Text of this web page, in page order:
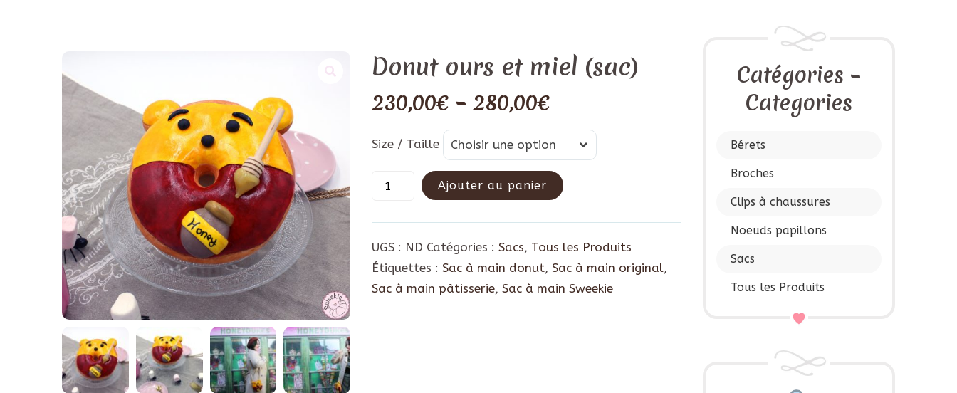
Catégories –
Categories
Bérets
Broches
Clips à chaussures
Noeuds papillons
Sacs
Tous les Produits
Donut ours et miel (sac)
230,00€ – 280,00€
Size / Taille Choisir une option
Size
/
Taille
Ajouter au panier
UGS : ND Catégories : Sacs, Tous les Produits
Étiquettes : Sac à main donut, Sac à main original,
Sac à main pâtisserie, Sac à main Sweekie